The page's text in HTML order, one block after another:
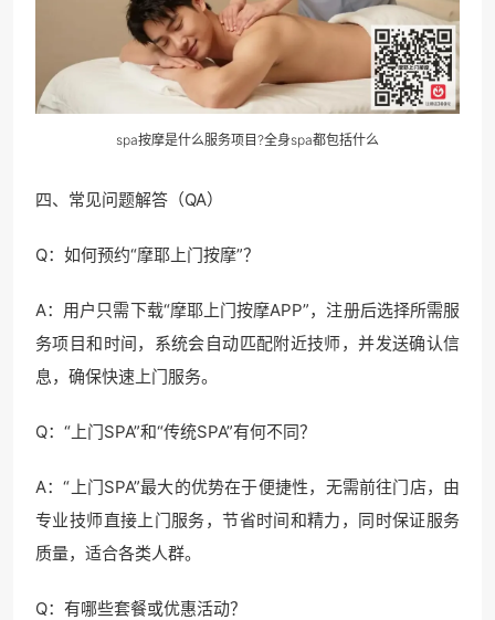
spa按摩是什么服务项目?全身spa都包括什么
四、常见问题解答（QA）
Q：如何预约“摩耶上门按摩”？
A：用户只需下载“摩耶上门按摩APP”，注册后选择所需服
务项目和时间，系统会自动匹配附近技师，并发送确认信
息，确保快速上门服务。
Q：“上门SPA”和“传统SPA”有何不同？
A：“上门SPA”最大的优势在于便捷性，无需前往门店，由
专业技师直接上门服务，节省时间和精力，同时保证服务
质量，适合各类人群。
Q：有哪些套餐或优惠活动？